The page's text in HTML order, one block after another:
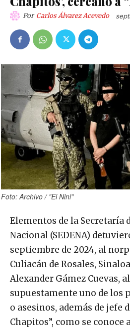
Por Carlos Álvarez Acevedo
Foto: Archivo / "El Nini"
Elementos de la Secretaría
Nacional (SEDENA)
septiembre de 2024, al
Culiacán de Rosales,
Alexander Gámez Cuevas,
supuestamente uno de los
o asesinos, además de jefe
Chapitos”, como se conoce